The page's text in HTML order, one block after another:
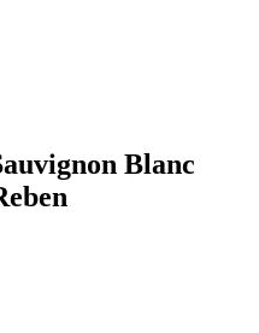
Blanc